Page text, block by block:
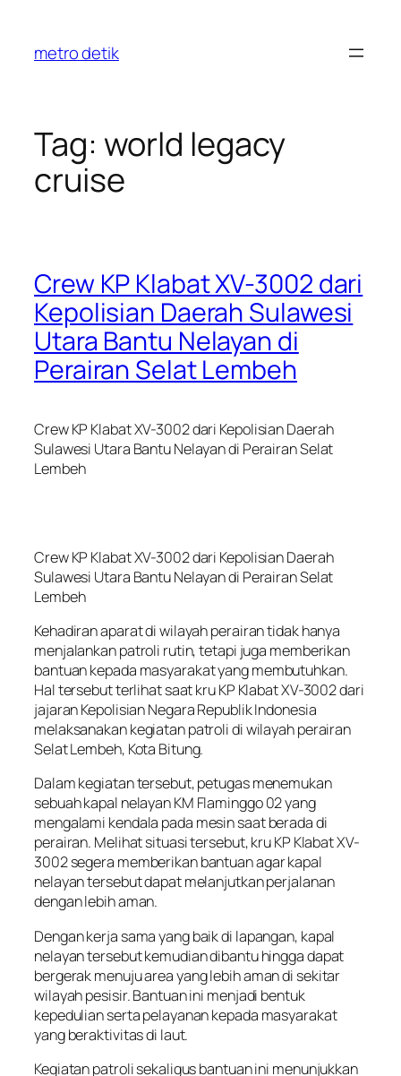
content
metro detik
Tag: world legacy
cruise
Crew KP Klabat XV-3002 dari
Kepolisian Daerah Sulawesi
Utara Bantu Nelayan di
Perairan Selat Lembeh
Crew KP Klabat XV-3002 dari Kepolisian Daerah
Sulawesi Utara Bantu Nelayan di Perairan Selat
Lembeh
Crew KP Klabat XV-3002 dari Kepolisian Daerah
Sulawesi Utara Bantu Nelayan di Perairan Selat
Lembeh
Kehadiran aparat di wilayah perairan tidak hanya
menjalankan patroli rutin, tetapi juga memberikan
bantuan kepada masyarakat yang membutuhkan.
Hal tersebut terlihat saat kru KP Klabat XV-3002 dari
jajaran Kepolisian Negara Republik Indonesia
melaksanakan kegiatan patroli di wilayah perairan
Selat Lembeh, Kota Bitung.
Dalam kegiatan tersebut, petugas menemukan
sebuah kapal nelayan KM Flaminggo 02 yang
mengalami kendala pada mesin saat berada di
perairan. Melihat situasi tersebut, kru KP Klabat XV-
3002 segera memberikan bantuan agar kapal
nelayan tersebut dapat melanjutkan perjalanan
dengan lebih aman.
Dengan kerja sama yang baik di lapangan, kapal
nelayan tersebut kemudian dibantu hingga dapat
bergerak menuju area yang lebih aman di sekitar
wilayah pesisir. Bantuan ini menjadi bentuk
kepedulian serta pelayanan kepada masyarakat
yang beraktivitas di laut.
Kegiatan patroli sekaligus bantuan ini menunjukkan